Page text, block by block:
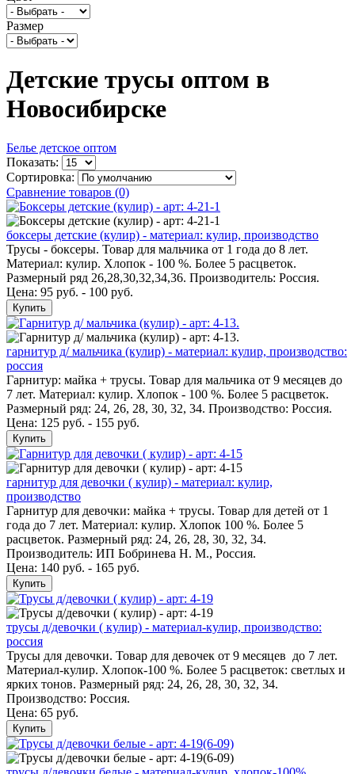
Размер
Детские трусы оптом в
Новосибирске
Белье детское оптом
Показать:
Сортировка:
Сравнение товаров (0)
боксеры детские (кулир) - материал: кулир, производство
Трусы - боксеры. Товар для мальчика от 1 года до 8 лет.
Материал: кулир. Хлопок - 100 %. Более 5 расцветок.
Размерный ряд 26,28,30,32,34,36. Производитель: Россия.
Цена: 95 руб. - 100 руб.
Купить
гарнитур д/ мальчика (кулир) - материал: кулир, производство:
россия
Гарнитур: майка + трусы. Товар для мальчика от 9 месяцев до
7 лет. Материал: кулир. Хлопок - 100 %. Более 5 расцветок.
Размерный ряд: 24, 26, 28, 30, 32, 34. Производство: Россия.
Цена: 125 руб. - 155 руб.
Купить
гарнитур для девочки ( кулир) - материал: кулир,
производство
Гарнитур для девочки: майка + трусы. Товар для детей от 1
года до 7 лет. Материал: кулир. Хлопок 100 %. Более 5
расцветок. Размерный ряд: 24, 26, 28, 30, 32, 34.
Производитель: ИП Бобринева Н. М., Россия.
Цена: 140 руб. - 165 руб.
Купить
трусы д/девочки ( кулир) - материал-кулир, производство:
россия
Трусы для девочки. Товар для девочек от 9 месяцев до 7 лет.
Материал-кулир. Хлопок-100 %. Более 5 расцветок: светлых и
ярких тонов. Размерный ряд: 24, 26, 28, 30, 32, 34.
Производство: Россия.
Цена: 65 руб.
Купить